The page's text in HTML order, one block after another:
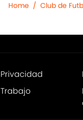
Home / Club de
Privacidad
Trabajo